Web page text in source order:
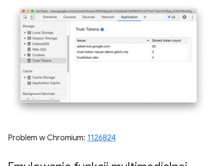
Problem w Chromium: 1126824